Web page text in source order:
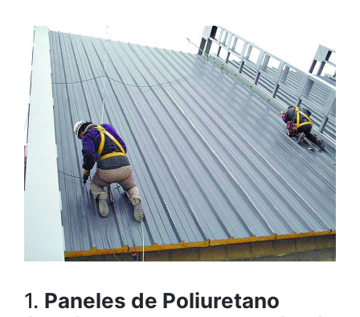
1. Paneles de Poliuretano